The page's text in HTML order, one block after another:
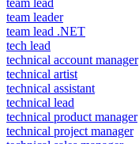
team leader
team lead .NET
tech lead
technical account manager
technical artist
technical assistant
technical lead
technical product manager
technical project manager